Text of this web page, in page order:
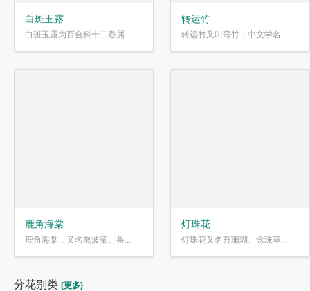
白斑玉露
白斑玉露为百合科十二卷属...
转运竹
转运竹又叫弯竹，中文学名...
鹿角海棠
鹿角海棠，又名熏波菊。番...
灯珠花
灯珠花又名苔珊瑚、念珠草...
分花别类 (更多)